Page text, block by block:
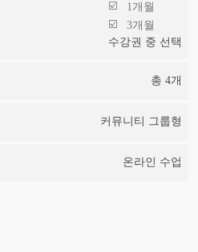
1개월
3개월
수강권 중 선택
총 4개
커뮤니티 그룹형
온라인 수업